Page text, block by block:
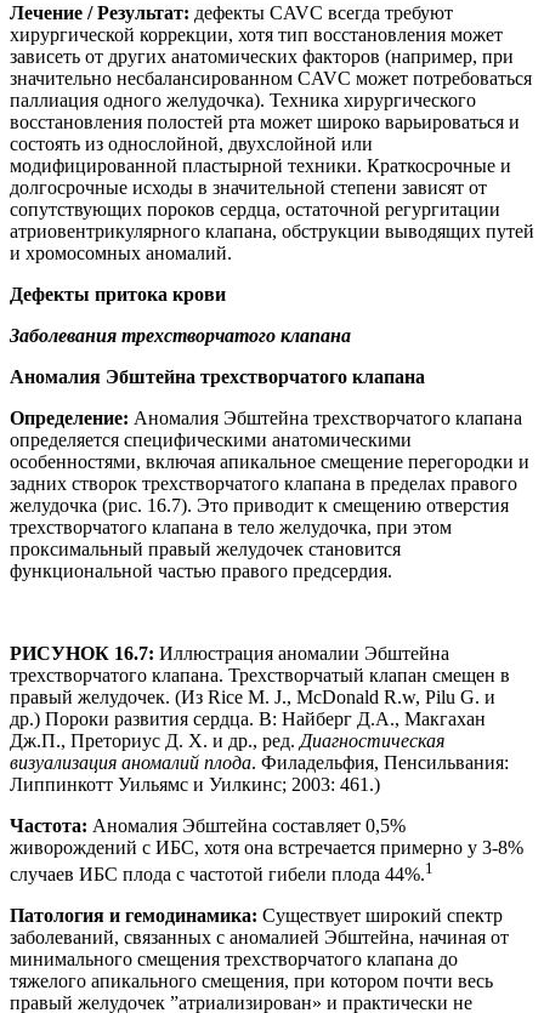
Лечение / Результат: дефекты CAVC всегда требуют
хирургической коррекции, хотя тип восстановления может
зависеть от других анатомических факторов (например, при
значительно несбалансированном CAVC может потребоваться
паллиация одного желудочка). Техника хирургического
восстановления полостей рта может широко варьироваться и
состоять из однослойной, двухслойной или
модифицированной пластырной техники. Краткосрочные и
долгосрочные исходы в значительной степени зависят от
сопутствующих пороков сердца, остаточной регургитации
атриовентрикулярного клапана, обструкции выводящих путей
и хромосомных аномалий.
Дефекты притока крови
Заболевания трехстворчатого клапана
Аномалия Эбштейна трехстворчатого клапана
Определение: Аномалия Эбштейна трехстворчатого клапана
определяется специфическими анатомическими
особенностями, включая апикальное смещение перегородки и
задних створок трехстворчатого клапана в пределах правого
желудочка (рис. 16.7). Это приводит к смещению отверстия
трехстворчатого клапана в тело желудочка, при этом
проксимальный правый желудочек становится
функциональной частью правого предсердия.
РИСУНОК 16.7: Иллюстрация аномалии Эбштейна
трехстворчатого клапана. Трехстворчатый клапан смещен в
правый желудочек. (Из Rice M. J., McDonald R.w, Pilu G. и
др.) Пороки развития сердца. В: Найберг Д.А., Макгахан
Дж.П., Преториус Д. Х. и др., ред. Диагностическая
визуализация аномалий плода. Филадельфия, Пенсильвания:
Липпинкотт Уильямс и Уилкинс; 2003: 461.)
Частота: Аномалия Эбштейна составляет 0,5%
живорождений с ИБС, хотя она встречается примерно у 3-8%
случаев ИБС плода с частотой гибели плода 44%.1
Патология и гемодинамика: Существует широкий спектр
заболеваний, связанных с аномалией Эбштейна, начиная от
минимального смещения трехстворчатого клапана до
тяжелого апикального смещения, при котором почти весь
правый желудочек ”атриализирован» и практически не